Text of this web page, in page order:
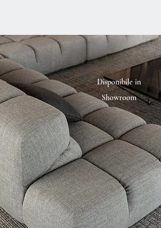
Disponibile in
Showroom